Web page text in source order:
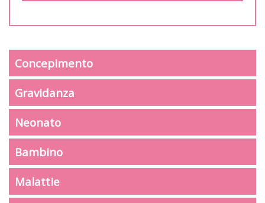
Concepimento
Gravidanza
Neonato
Bambino
Malattie